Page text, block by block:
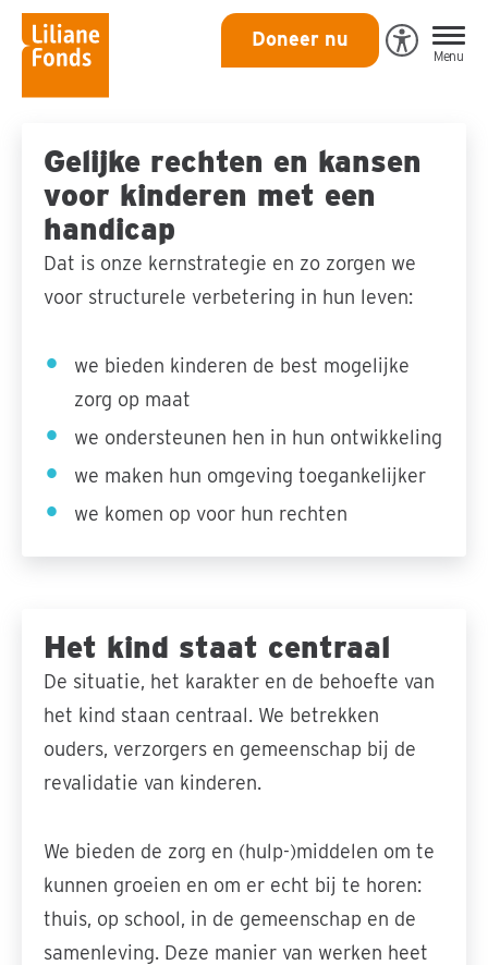
Liliane
Fonds
Doneer nu
Open
Menu
Gelijke rechten en kansen
voor kinderen met een
handicap
Dat is onze kernstrategie en zo zorgen we
voor structurele verbetering in hun leven:
we bieden kinderen de best mogelijke
zorg op maat
we ondersteunen hen in hun ontwikkeling
we maken hun omgeving toegankelijker
we komen op voor hun rechten
Het kind staat centraal
De situatie, het karakter en de behoefte van
het kind staan centraal. We betrekken
ouders, verzorgers en gemeenschap bij de
revalidatie van kinderen.
We bieden de zorg en (hulp-)middelen om te
kunnen groeien en om er echt bij te horen:
thuis, op school, in de gemeenschap en de
samenleving. Deze manier van werken heet